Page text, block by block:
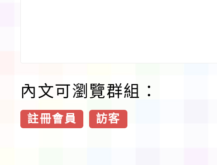
內文可瀏覽群組：
註冊會員 訪客